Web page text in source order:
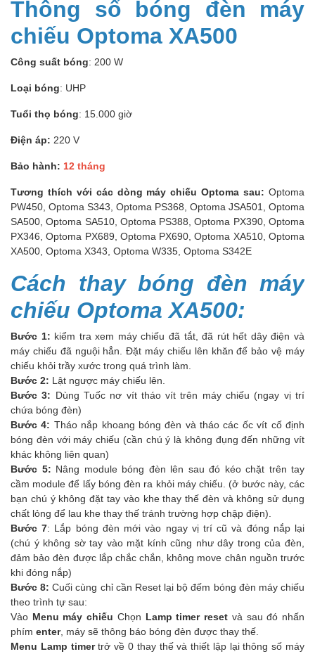
Thông số bóng đèn máy
chiếu Optoma XA500
Công suất bóng: 200 W
Loại bóng: UHP
Tuổi thọ bóng: 15.000 giờ
Điện áp: 220 V
Bảo hành: 12 tháng
Tương thích với các dòng máy chiếu Optoma sau: Optoma
PW450, Optoma S343, Optoma PS368, Optoma JSA501, Optoma
SA500, Optoma SA510, Optoma PS388, Optoma PX390, Optoma
PX346, Optoma PX689, Optoma PX690, Optoma XA510, Optoma
XA500, Optoma X343, Optoma W335, Optoma S342E
Cách thay bóng đèn máy
chiếu Optoma XA500:
Bước 1: kiểm tra xem máy chiếu đã tắt, đã rút hết dây điện và
máy chiếu đã nguội hẳn. Đặt máy chiếu lên khăn để bảo vệ máy
chiếu khỏi trầy xước trong quá trình làm.
Bước 2: Lật ngược máy chiếu lên.
Bước 3: Dùng Tuốc nơ vít tháo vít trên máy chiếu (ngay vị trí
chứa bóng đèn)
Bước 4: Tháo nắp khoang bóng đèn và tháo các ốc vít cố định
bóng đèn với máy chiếu (cần chú ý là không đụng đến những vít
khác không liên quan)
Bước 5: Nâng module bóng đèn lên sau đó kéo chặt trên tay
cầm module để lấy bóng đèn ra khỏi máy chiếu. (ở bước này, các
bạn chú ý không đặt tay vào khe thay thế đèn và không sử dụng
chất lỏng để lau khe thay thế tránh trường hợp chập điện).
Bước 7: Lắp bóng đèn mới vào ngay vị trí cũ và đóng nắp lại
(chú ý không sờ tay vào mặt kính cũng như dây trong của đèn,
đảm bảo đèn được lắp chắc chắn, không move chân nguồn trước
khi đóng nắp)
Bước 8:Cuối cùng chỉ cần Reset lại bộ đếm bóng đèn máy chiếu
theo trình tự sau:
Vào Menu máy chiếu Chọn Lamp timer reset và sau đó nhấn
phím enter, máy sẽ thông báo bóng đèn được thay thế.
Menu Lamp timertrở về 0 thay thế và thiết lập lại thông số máy